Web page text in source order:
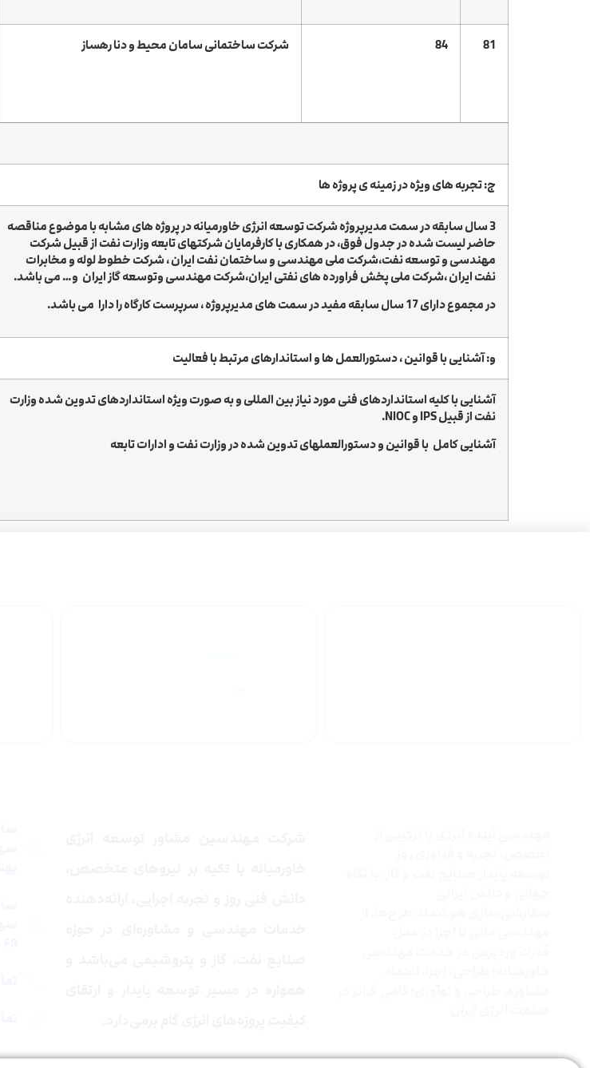
81
84 شرکت ساختمانی سامان محیط و دنا رهساز
ج: تجربه های ویژه در زمینه ی پروژه ها
3 سال سابقه در سمت مدیرپروژه شرکت توسعه انرژی خاورمیانه در پروژه های مشابه با موضوع مناقصه
حاضر لیست شده در جدول فوق، در همکاری با کارفرمایان شرکتهای تابعه وزارت نفت از قبیل شرکت
مهندسی و توسعه نفت،شرکتملی مهندسی و ساختماننفت ایران ، شرکت خطوط لوله و مخابرات
نفت ایران،شرکت ملی پخش فراورده های نفتی ایران،شرکت مهندسی وتوسعه گاز ایران و… می باشد.
در مجموع دارای 17 سال سابقه مفید در سمت های مدیرپروژه
، سرپرست کارگاهرا دارا می باشد.
و: آشنایی با قوانین ، دستورالعمل ها و استاندارهای مرتبط با فعالیت
آشنایی با کلیه استانداردهای فنی مورد نیاز بین المللی و به صورت ویژه استانداردهای تدوین شده وزارت
نفت از قبیل IPS و NIOC.
آشنایی کامل با قوانین و دستورالعملهای تدوین شده در وزارت نفت و ادارات تابعه